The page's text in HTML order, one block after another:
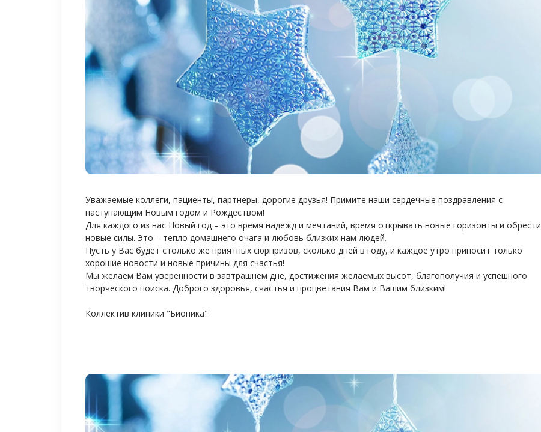
Уважаемые коллеги, пациенты, партнеры, дорогие друзья! Примите наши сердечные поздравления с
наступающим Новым годом и Рождеством!
Для каждого из нас Новый год – это время надежд и мечтаний, время открывать новые горизонты и обрести
новые силы. Это – тепло домашнего очага и любовь близких нам людей.
Пусть у Вас будет столько же приятных сюрпризов, сколько дней в году, и каждое утро приносит только
хорошие новости и новые причины для счастья!
Мы желаем Вам уверенности в завтрашнем дне, достижения желаемых высот, благополучия и успешного
творческого поиска. Доброго здоровья, счастья и процветания Вам и Вашим близким!
Коллектив клиники "Бионика"